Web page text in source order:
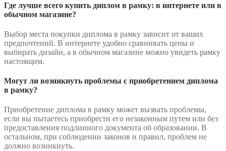
Где лучше всего купить диплом в рамку: в интернете или в
обычном магазине?
Выбор места покупки диплома в рамку зависит от ваших
предпочтений. В интернете удобно сравнивать цены и
выбирать дизайн, а в обычном магазине можно увидеть рамку
настоящим.
Могут ли возникнуть проблемы с приобретением диплома
в рамку?
Приобретение диплома в рамку может вызвать проблемы,
если вы пытаетесь приобрести его незаконным путем или без
предоставления подлинного документа об образовании. В
остальном, при соблюдении законов и правил, проблем не
должно возникнуть.